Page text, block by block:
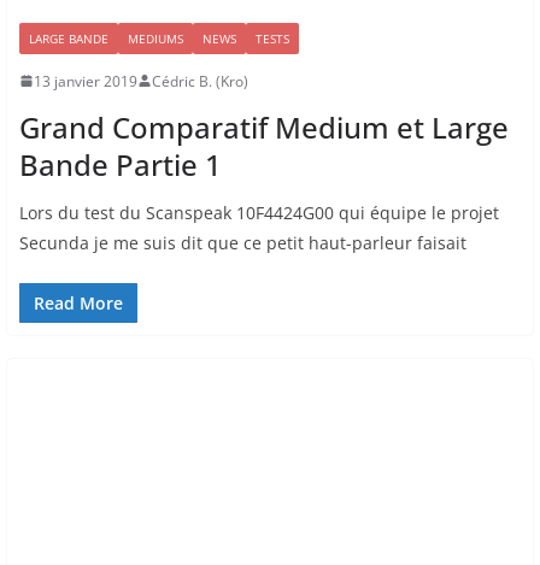
LARGE BANDE MEDIUMS NEWS TESTS
13 janvier 2019 Cédric B. (Kro)
Grand Comparatif Medium et Large
Bande Partie 1
Lors du test du Scanspeak 10F4424G00 qui équipe le projet
Secunda je me suis dit que ce petit haut-parleur faisait
Read More